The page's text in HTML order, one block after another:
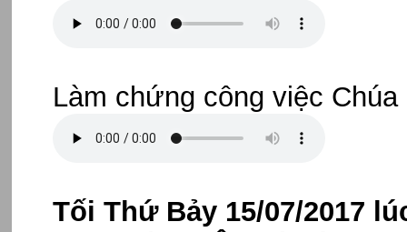
Làm chứng công việc
Tối Thứ Bảy 15/07/2017